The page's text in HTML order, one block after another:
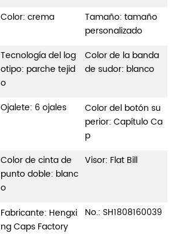
Color: crema
Tamaño: tamaño
personalizado
Tecnología del log
otipo: parche tejid
o
Color de la banda
de sudor: blanco
Ojalete: 6 ojales
Color del botón su
perior: Capítulo Ca
p
Color de cinta de
punto doble: blanc
o
Visor: Flat Bill
Fabricante: Hengxi
ng Caps Factory
No.: SH1808160039